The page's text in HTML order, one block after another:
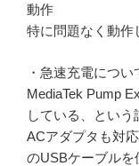
動作
特に問題なく動作
・急速充電につい
MediaTek Pump
している、という
ACアダプタも対
のUSBケーブル